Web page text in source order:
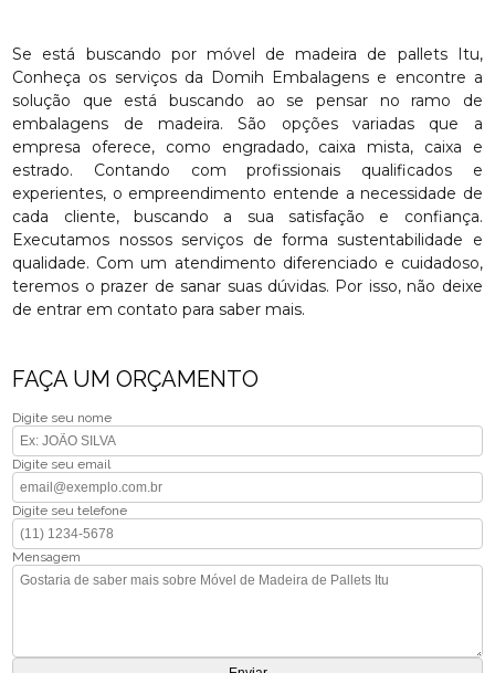
Se está buscando por móvel de madeira de pallets Itu,
Conheça os serviços da Domih Embalagens e encontre a
solução que está buscando ao se pensar no ramo de
embalagens de madeira. São opções variadas que a
empresa oferece, como engradado, caixa mista, caixa e
estrado. Contando com profissionais qualificados e
experientes, o empreendimento entende a necessidade de
cada cliente, buscando a sua satisfação e confiança.
Executamos nossos serviços de forma sustentabilidade e
qualidade. Com um atendimento diferenciado e cuidadoso,
teremos o prazer de sanar suas dúvidas. Por isso, não deixe
de entrar em contato para saber mais.
FAÇA UM ORÇAMENTO
Digite seu nome
Digite seu email
Digite seu telefone
Mensagem